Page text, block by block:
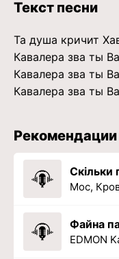
Текст песни
Та душа кричит
Кавалера зва ты
Кавалера зва ты
Кавалера зва ты
Рекомендации
Скільки
Мос,
Файна
EDMON